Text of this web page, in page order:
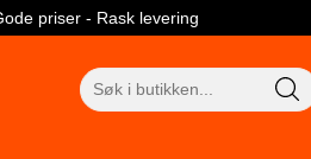
priser - Rask levering
Søk
etter: